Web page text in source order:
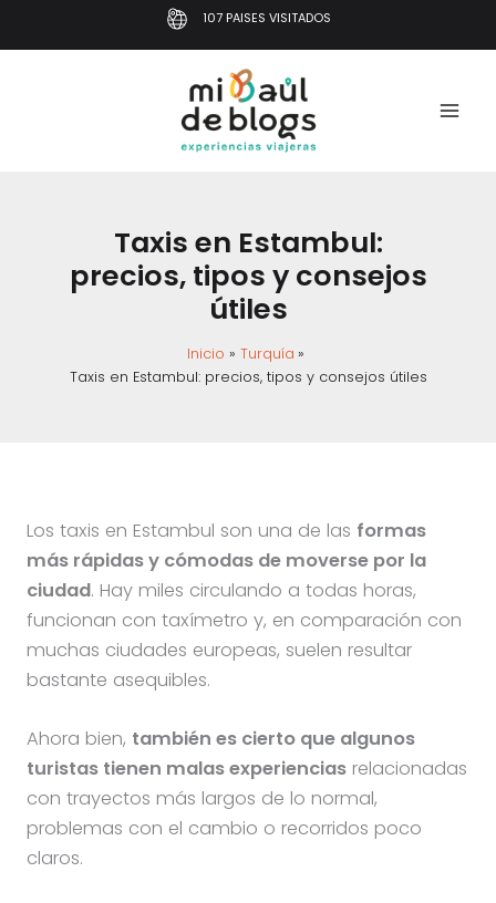
al
107 PAISES VISITADOS
Taxis en Estambul:
precios, tipos y consejos
útiles
Inicio
Turquía
Taxis en Estambul: precios, tipos y consejos útiles
Los taxis en Estambul son una de las formas
más rápidas y cómodas de moverse por la
ciudad. Hay miles circulando a todas horas,
funcionan con taxímetro y, en comparación con
muchas ciudades europeas, suelen resultar
bastante asequibles.
Ahora bien, también es cierto que algunos
turistas tienen malas experienciasrelacionadas
con trayectos más largos de lo normal,
problemas con el cambio o recorridos poco
claros.